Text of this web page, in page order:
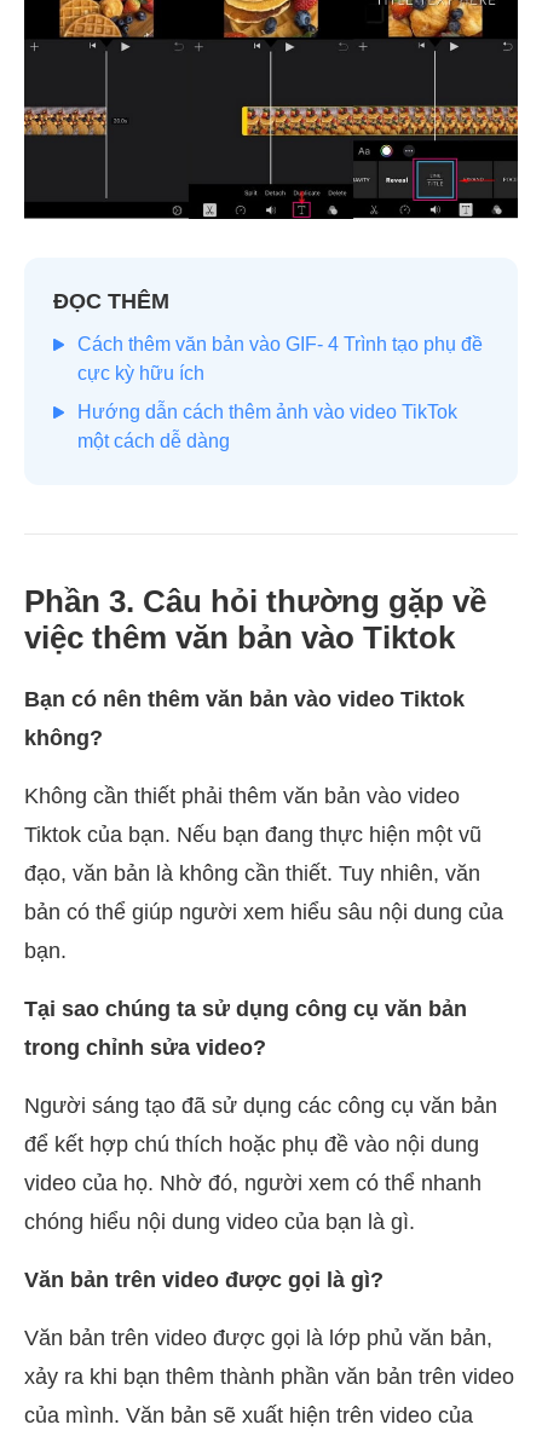
ĐỌC THÊM
Cách thêm văn bản vào GIF- 4 Trình tạo phụ đề
cực kỳ hữu ích
Hướng dẫn cách thêm ảnh vào video TikTok
một cách dễ dàng
Phần 3. Câu hỏi thường gặp về
việc thêm văn bản vào Tiktok
Bạn có nên thêm văn bản vào video Tiktok
không?
Không cần thiết phải thêm văn bản vào video
Tiktok của bạn. Nếu bạn đang thực hiện một vũ
đạo, văn bản là không cần thiết. Tuy nhiên, văn
bản có thể giúp người xem hiểu sâu nội dung của
bạn.
Tại sao chúng ta sử dụng công cụ văn bản
trong chỉnh sửa video?
Người sáng tạo đã sử dụng các công cụ văn bản
để kết hợp chú thích hoặc phụ đề vào nội dung
video của họ. Nhờ đó, người xem có thể nhanh
chóng hiểu nội dung video của bạn là gì.
Văn bản trên video được gọi là gì?
Văn bản trên video được gọi là lớp phủ văn bản,
xảy ra khi bạn thêm thành phần văn bản trên video
của mình. Văn bản sẽ xuất hiện trên video của